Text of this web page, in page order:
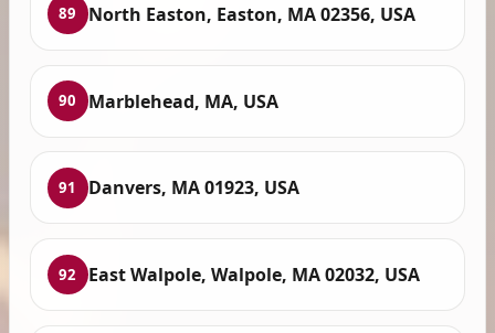
89 North Easton, Easton, MA 02356, USA
90 Marblehead, MA, USA
91 Danvers, MA 01923, USA
92 East Walpole, Walpole, MA 02032, USA